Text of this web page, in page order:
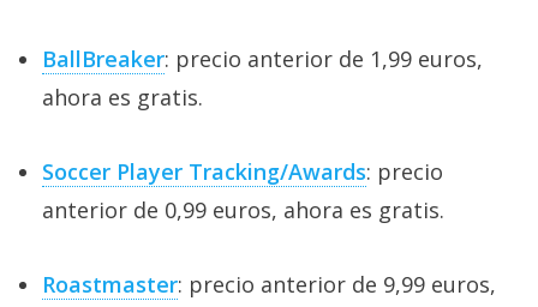
BallBreaker: precio anterior de 1,99 euros,
ahora es gratis.
Soccer Player Tracking/Awards: precio
anterior de 0,99 euros, ahora es gratis.
Roastmaster: precio anterior de 9,99 euros,